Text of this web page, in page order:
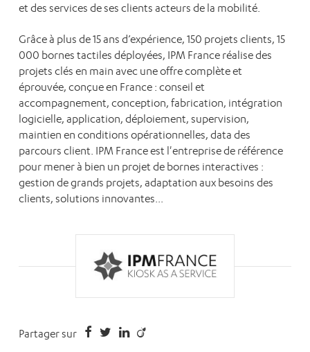
et des services de ses clients acteurs de la mobilité.
Grâce à plus de 15 ans d’expérience, 150 projets clients, 15
000 bornes tactiles déployées, IPM France réalise des
projets clés en main avec une offre complète et
éprouvée, conçue en France : conseil et
accompagnement, conception, fabrication, intégration
logicielle, application, déploiement, supervision,
maintien en conditions opérationnelles, data des
parcours client. IPM France est l'entreprise de référence
pour mener à bien un projet de bornes interactives :
gestion de grands projets, adaptation aux besoins des
clients, solutions innovantes...
Partager sur